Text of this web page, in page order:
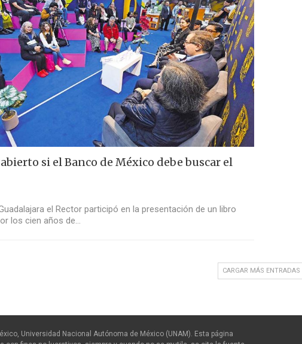
si el Banco de México debe buscar el
el Rector participó en la presentación de un libro
los cien años de…
CARGAR MÁS ENTRADAS
Universidad Nacional Autónoma de México (UNAM). Esta página